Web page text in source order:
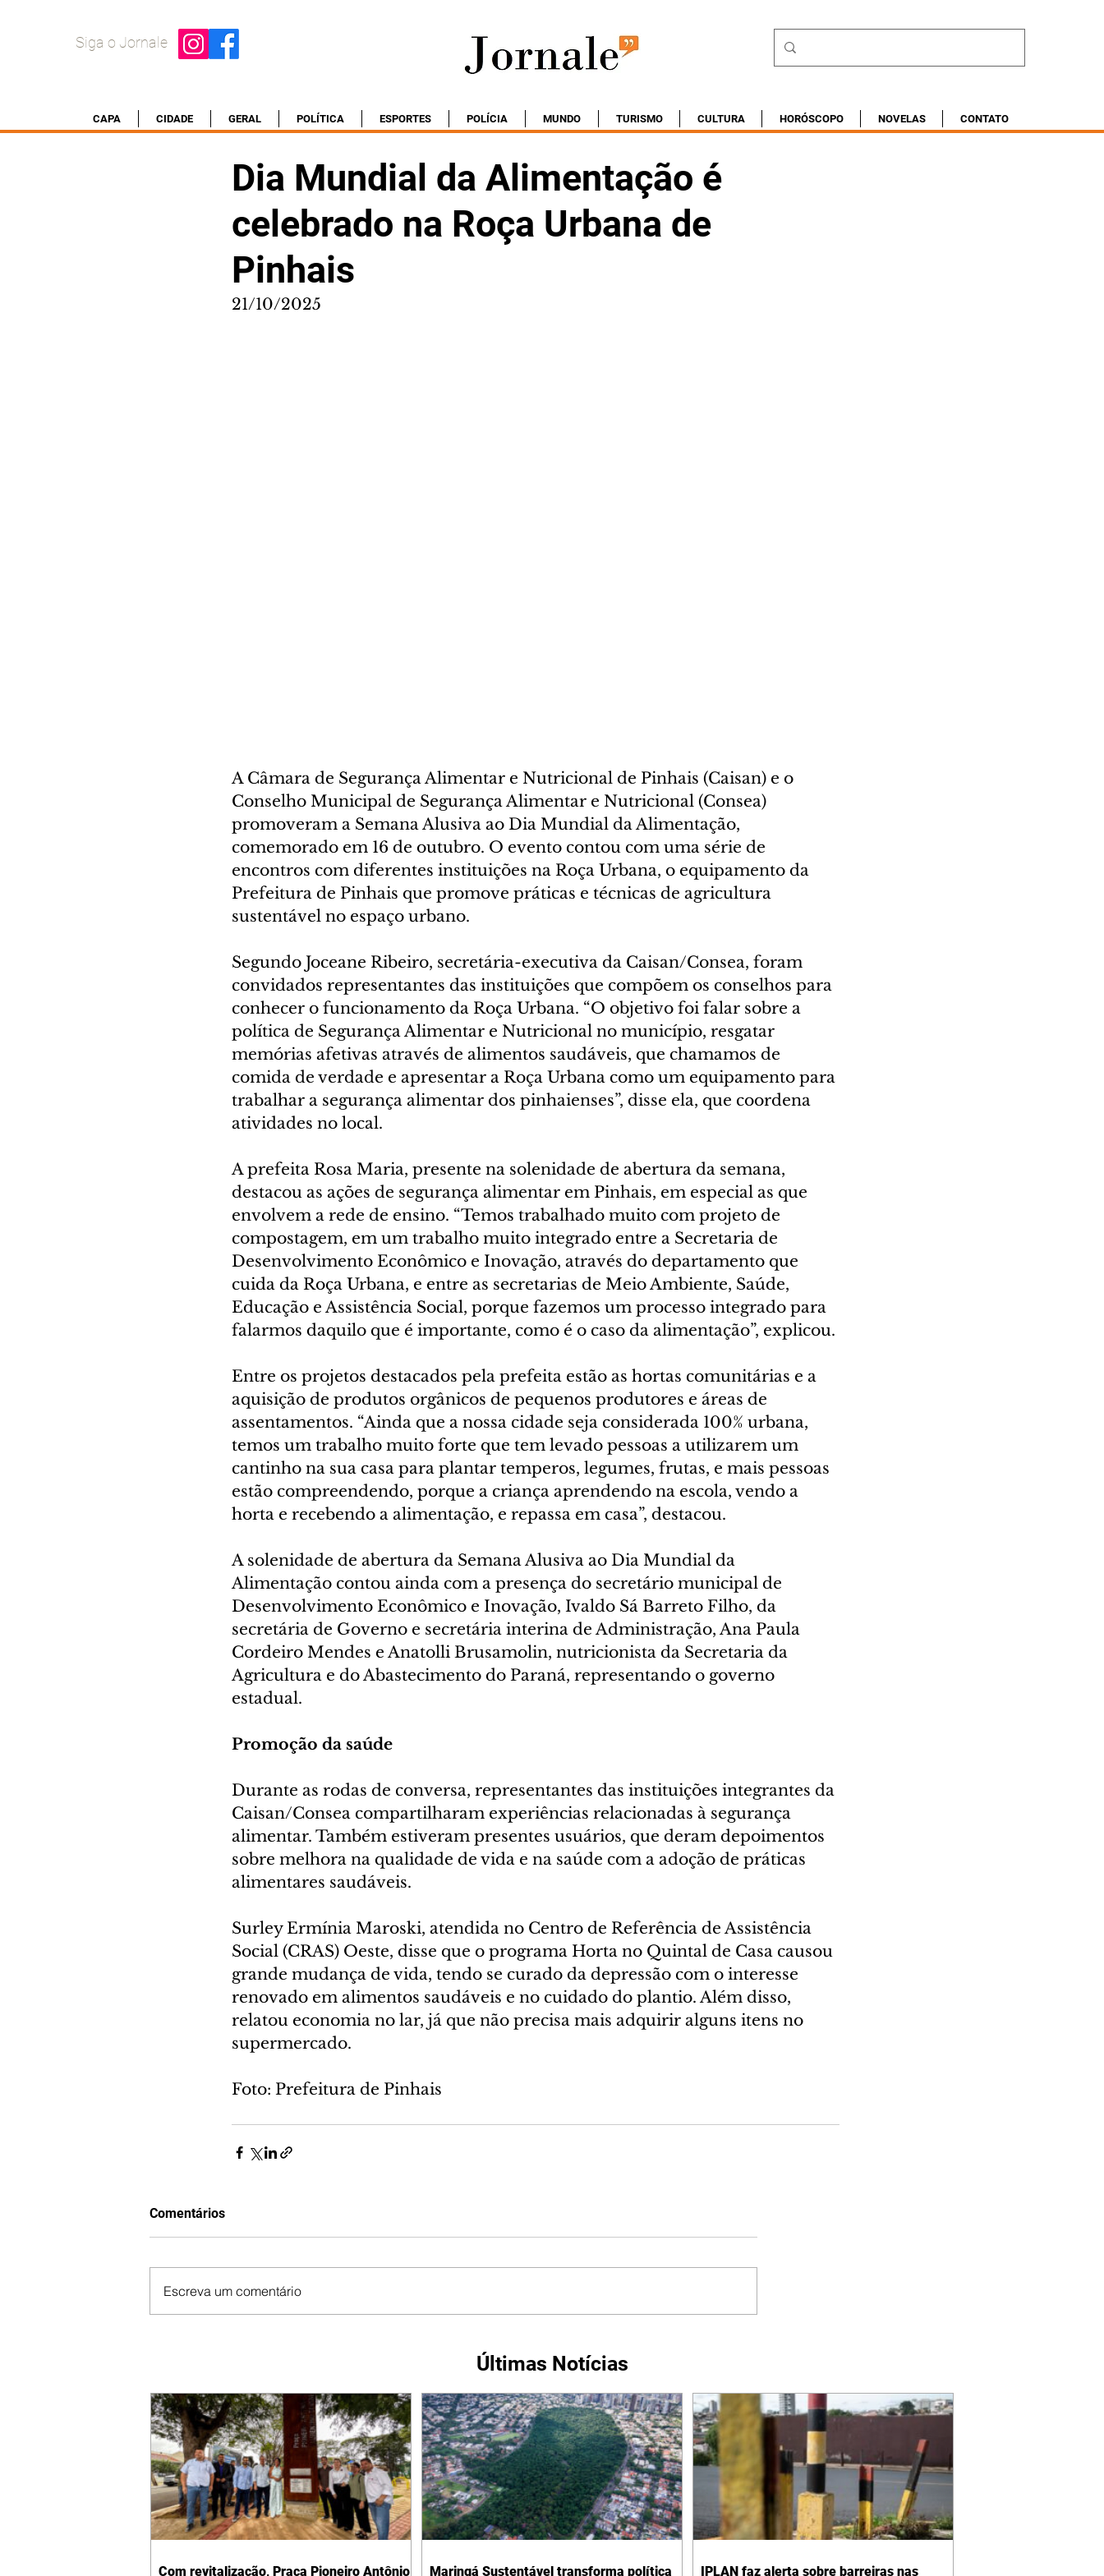
Siga o Jornale
CAPA CIDADE GERAL POLÍTICA ESPORTES POLÍCIA MUNDO TURISMO CULTURA HORÓSCOPO NOVELAS CONTATO
Dia Mundial da Alimentação é
celebrado na Roça Urbana de
Pinhais
21/10/2025
A Câmara de Segurança Alimentar e Nutricional de Pinhais (Caisan) e o
Conselho Municipal de Segurança Alimentar e Nutricional (Consea)
promoveram a Semana Alusiva ao Dia Mundial da Alimentação,
comemorado em 16 de outubro. O evento contou com uma série de
encontros com diferentes instituições na Roça Urbana, o equipamento da
Prefeitura de Pinhais que promove práticas e técnicas de agricultura
sustentável no espaço urbano.
Segundo Joceane Ribeiro, secretária-executiva da Caisan/Consea, foram
convidados representantes das instituições que compõem os conselhos para
conhecer o funcionamento da Roça Urbana. “O objetivo foi falar sobre a
política de Segurança Alimentar e Nutricional no município, resgatar
memórias afetivas através de alimentos saudáveis, que chamamos de
comida de verdade e apresentar a Roça Urbana como um equipamento para
trabalhar a segurança alimentar dos pinhaienses”, disse ela, que coordena
atividades no local.
A prefeita Rosa Maria, presente na solenidade de abertura da semana,
destacou as ações de segurança alimentar em Pinhais, em especial as que
envolvem a rede de ensino. “Temos trabalhado muito com projeto de
compostagem, em um trabalho muito integrado entre a Secretaria de
Desenvolvimento Econômico e Inovação, através do departamento que
cuida da Roça Urbana, e entre as secretarias de Meio Ambiente, Saúde,
Educação e Assistência Social, porque fazemos um processo integrado para
falarmos daquilo que é importante, como é o caso da alimentação”, explicou.
Entre os projetos destacados pela prefeita estão as hortas comunitárias e a
aquisição de produtos orgânicos de pequenos produtores e áreas de
assentamentos. “Ainda que a nossa cidade seja considerada 100% urbana,
temos um trabalho muito forte que tem levado pessoas a utilizarem um
cantinho na sua casa para plantar temperos, legumes, frutas, e mais pessoas
estão compreendendo, porque a criança aprendendo na escola, vendo a
horta e recebendo a alimentação, e repassa em casa”, destacou.
A solenidade de abertura da Semana Alusiva ao Dia Mundial da
Alimentação contou ainda com a presença do secretário municipal de
Desenvolvimento Econômico e Inovação, Ivaldo Sá Barreto Filho, da
secretária de Governo e secretária interina de Administração, Ana Paula
Cordeiro Mendes e Anatolli Brusamolin, nutricionista da Secretaria da
Agricultura e do Abastecimento do Paraná, representando o governo
estadual.
Promoção da saúde
Durante as rodas de conversa, representantes das instituições integrantes da
Caisan/Consea compartilharam experiências relacionadas à segurança
alimentar. Também estiveram presentes usuários, que deram depoimentos
sobre melhora na qualidade de vida e na saúde com a adoção de práticas
alimentares saudáveis.
Surley Ermínia Maroski, atendida no Centro de Referência de Assistência
Social (CRAS) Oeste, disse que o programa Horta no Quintal de Casa causou
grande mudança de vida, tendo se curado da depressão com o interesse
renovado em alimentos saudáveis e no cuidado do plantio. Além disso,
relatou economia no lar, já que não precisa mais adquirir alguns itens no
supermercado.
Foto: Prefeitura de Pinhais
Comentários
Escreva um comentário
Últimas Notícias
Com revitalização, Praça Pioneiro Antônio
Maringá Sustentável transforma política
IPLAN faz alerta sobre barreiras nas